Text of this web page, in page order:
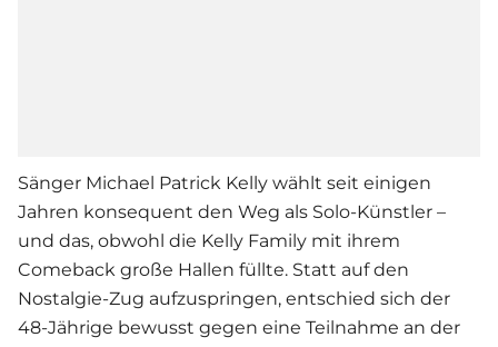
Sänger Michael Patrick Kelly wählt seit einigen
Jahren konsequent den Weg als Solo-Künstler –
und das, obwohl die Kelly Family mit ihrem
Comeback große Hallen füllte. Statt auf den
Nostalgie-Zug aufzuspringen, entschied sich der
48-Jährige bewusst gegen eine Teilnahme an der